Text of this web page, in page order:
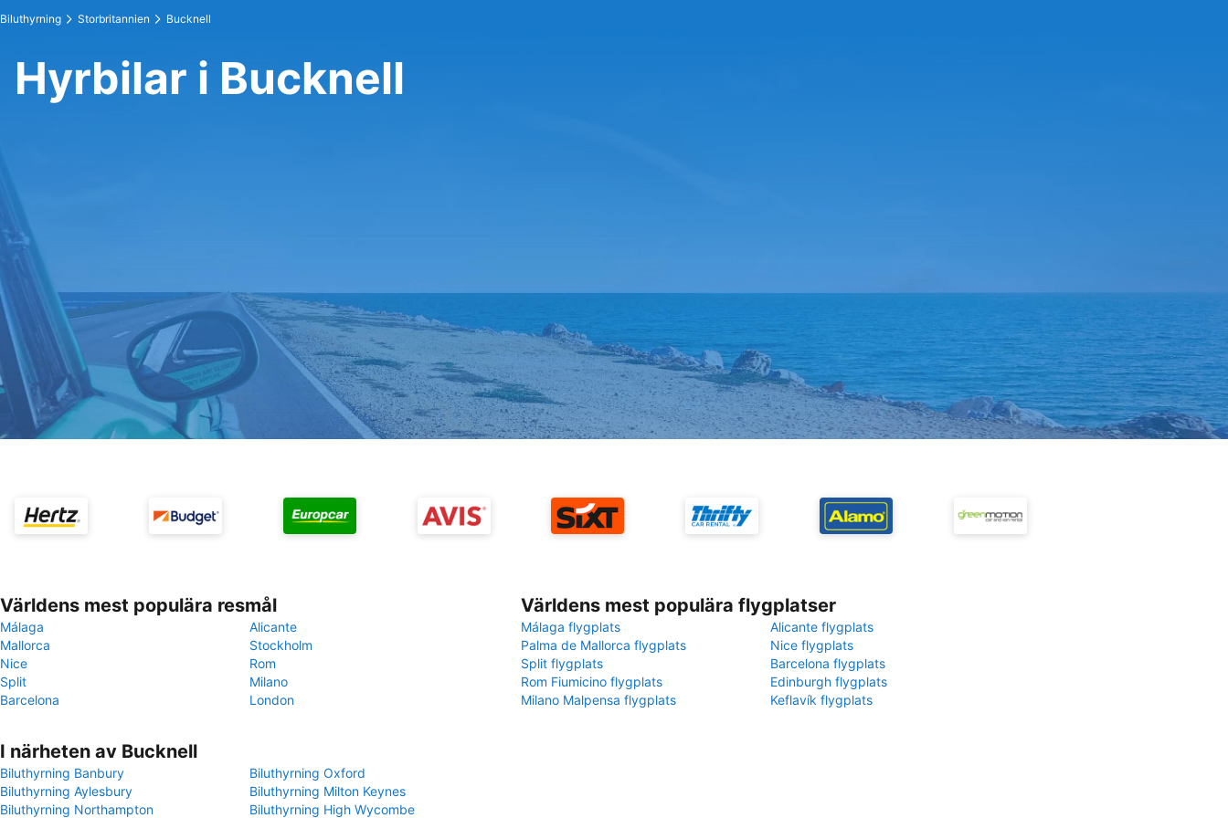
Biluthyrning Storbritannien Bucknell
Hyrbilar i Bucknell
Världens mest populära resmål
Málaga
Alicante
Mallorca
Stockholm
Nice
Rom
Split
Milano
Barcelona
London
Världens mest populära flygplatser
Málaga flygplats
Alicante flygplats
Palma de Mallorca flygplats
Nice flygplats
Split flygplats
Barcelona flygplats
Rom Fiumicino flygplats
Edinburgh flygplats
Milano Malpensa flygplats
Keflavík flygplats
I närheten av Bucknell
Biluthyrning Banbury
Biluthyrning Oxford
Biluthyrning Aylesbury
Biluthyrning Milton Keynes
Biluthyrning Northampton
Biluthyrning High Wycombe